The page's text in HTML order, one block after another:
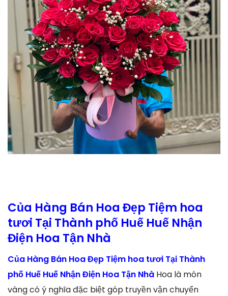
Của Hàng Bán Hoa Đẹp Tiệm hoa
tươi Tại Thành phố Huế Huế Nhận
Điện Hoa Tận Nhà
Của Hàng Bán Hoa Đẹp Tiệm hoa tươi Tại Thành
phố Huế Huế Nhận Điện Hoa Tận Nhà Hoa là món
vàng có ý nghĩa đặc biệt góp truyền vận chuyển